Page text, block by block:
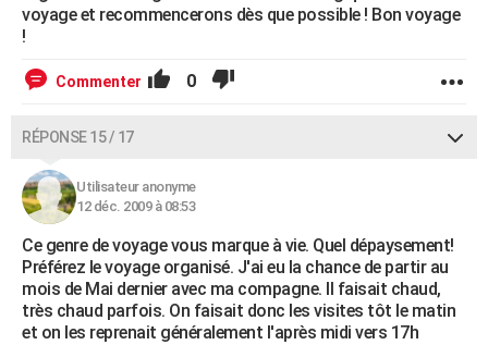
voyage et recommencerons dès que possible ! Bon voyage
!
Commenter 0
RÉPONSE 15 / 17
Utilisateur anonyme
12 déc. 2009 à 08:53
Ce genre de voyage vous marque à vie. Quel dépaysement!
Préférez le voyage organisé. J'ai eu la chance de partir au
mois de Mai dernier avec ma compagne. Il faisait chaud,
très chaud parfois. On faisait donc les visites tôt le matin
et on les reprenait généralement l'après midi vers 17h